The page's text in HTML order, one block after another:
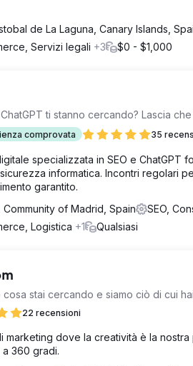
de La Laguna, Canary Islands,
Servizi legali +3 $0 - $1,000
ti stanno cercando? Lascia
comprovata 35
specializzata in SEO e ChatGPT
informatica. Incontri regolari
garantito.
Community of Madrid, Spain
SEO,
Logistica +1 Qualsiasi
cosa stai cercando e siamo ciò di cui
22 recensioni
marketing dove la creatività è la
360 gradi.